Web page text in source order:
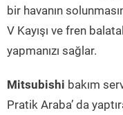
bir havanın
V Kayışı ve fren
yapmanızı sağlar.
Mitsubishi bakım
Pratik Araba’ da